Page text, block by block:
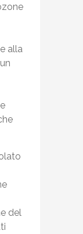
alla
del